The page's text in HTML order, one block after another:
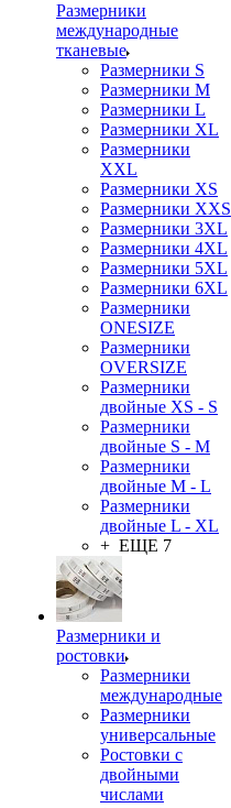
Размерники
международные
тканевые
Размерники S
Размерники M
Размерники L
Размерники XL
Размерники
XXL
Размерники XS
Размерники XXS
Размерники 3XL
Размерники 4XL
Размерники 5XL
Размерники 6XL
Размерники
ONESIZE
Размерники
OVERSIZE
Размерники
двойные XS - S
Размерники
двойные S - M
Размерники
двойные M - L
Размерники
двойные L - XL
+ ЕЩЕ 7
Размерники и
ростовки
Размерники
международные
Размерники
универсальные
Ростовки с
двойными
числами